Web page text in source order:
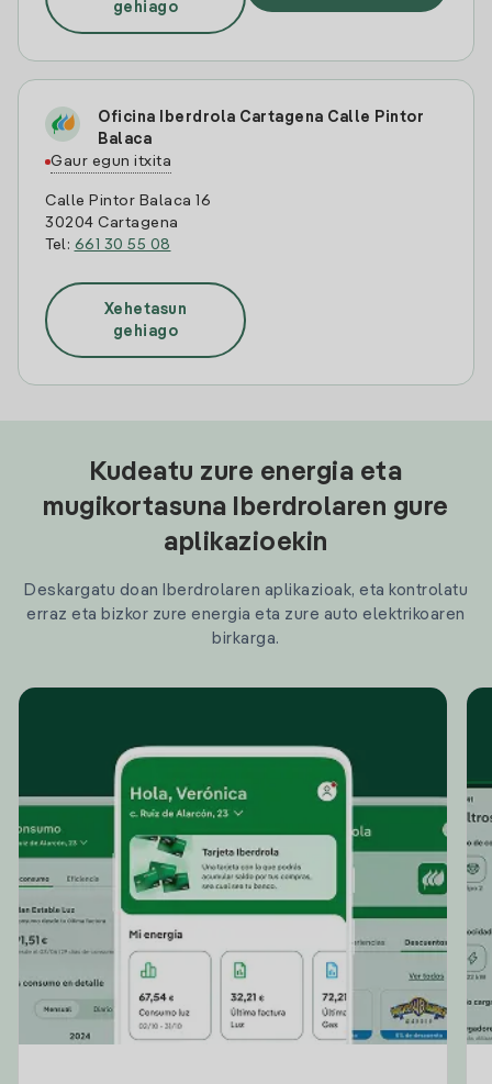
gehiago
Oficina Iberdrola Cartagena Calle Pintor
Balaca
Gaur egun itxita
Calle Pintor Balaca 16
30204 Cartagena
Tel: 661 30 55 08
Xehetasun
gehiago
Kudeatu zure energia eta
mugikortasuna Iberdrolaren gure
aplikazioekin
Deskargatu doan Iberdrolaren aplikazioak, eta kontrolatu
erraz eta bizkor zure energia eta zure auto elektrikoaren
birkarga.